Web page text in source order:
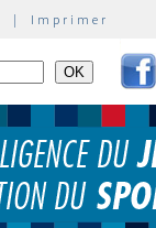
| Imprimer